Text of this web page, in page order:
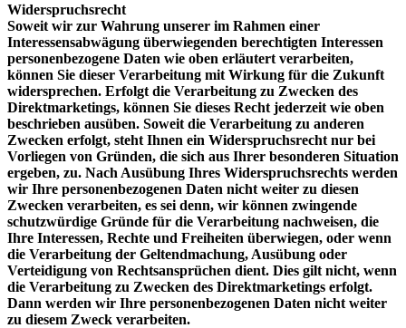
Widerspruchsrecht
Soweit wir zur Wahrung unserer im Rahmen einer
Interessensabwägung überwiegenden berechtigten Interessen
personenbezogene Daten wie oben erläutert verarbeiten,
können Sie dieser Verarbeitung mit Wirkung für die Zukunft
widersprechen. Erfolgt die Verarbeitung zu Zwecken des
Direktmarketings, können Sie dieses Recht jederzeit wie oben
beschrieben ausüben. Soweit die Verarbeitung zu anderen
Zwecken erfolgt, steht Ihnen ein Widerspruchsrecht nur bei
Vorliegen von Gründen, die sich aus Ihrer besonderen Situation
ergeben, zu. Nach Ausübung Ihres Widerspruchsrechts werden
wir Ihre personenbezogenen Daten nicht weiter zu diesen
Zwecken verarbeiten, es sei denn, wir können zwingende
schutzwürdige Gründe für die Verarbeitung nachweisen, die
Ihre Interessen, Rechte und Freiheiten überwiegen, oder wenn
die Verarbeitung der Geltendmachung, Ausübung oder
Verteidigung von Rechtsansprüchen dient. Dies gilt nicht, wenn
die Verarbeitung zu Zwecken des Direktmarketings erfolgt.
Dann werden wir Ihre personenbezogenen Daten nicht weiter
zu diesem Zweck verarbeiten.